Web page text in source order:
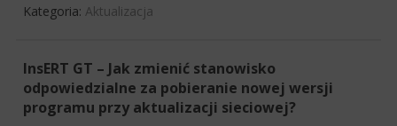
Kategoria: Aktualizacja
InsERT GT – Jak zmienić stanowisko
odpowiedzialne za pobieranie nowej wersji
programu przy aktualizacji sieciowej?